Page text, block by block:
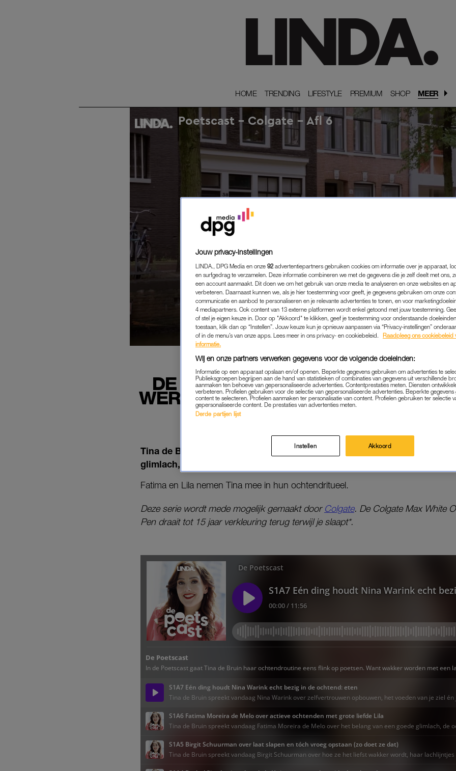
HOME
HOME TRENDING
TRENDING LIFESTYLE
LIFESTYLE PREMIUM
PREMIUM SHOP
SHOP MEER
DE TANDEN VAN FATIMA MOREIRA
WERDEN TOT GRUIS GESLAGEN
'IK VOELDE ZAND IN M'N
BEAUTY| POETSCAST
Tina de Bruin spreekt vandaag Fatima Moreira de Melo over het belang
glimlach, haar lieve hond Lila én haar favoriete ochtendactiviteiten.
Fatima en Lila nemen Tina mee in hun ochtendritueel.
Deze serie wordt mede mogelijk gemaakt door Colgate. De Colgate Max White
Pen draait tot 15 jaar verkleuring terug terwijl je slaapt*.
Jouw privacy-instellingen
LINDA., DPG Media en onze 92 advertentiepartners gebruiken cookies om informatie over je apparaat,
en surfgedrag te verzamelen. Deze informatie combineren we met de gegevens die je zelf deelt met ons,
een account aanmaakt. Dit doen we om het gebruik van onze media te analyseren en onze websites en
verbeteren. Daarnaast kunnen we, als je hier toestemming voor geeft, je gegevens gebruiken om onze
communicatie en aanbod te personaliseren en je relevante advertenties te tonen, en voor
4 mediapartners. Ook content van 13 externe platformen wordt enkel getoond met jouw toestemming.
of stel je eigen keuze in. Door op "Akkoord" te klikken, geef je toestemming voor onderstaande
toestaan, klik dan op “Instellen”. Jouw keuze kun je opnieuw aanpassen via “Privacy-instellingen”
of in de menu’s van onze apps. Lees meer in ons privacy- en cookiebeleid.
Raadpleeg ons cookiebeleid
informatie.
Wij en onze partners verwerken gegevens voor de volgende doeleinden:
Informatie op een apparaat opslaan en/of openen. Beperkte gegevens gebruiken om advertenties te
Publieksgroepen begrijpen aan de hand van statistieken of combinaties van gegevens uit verschillende
aanmaken ten behoeve van gepersonaliseerde advertenties. Contentprestaties meten. Diensten
verbeteren. Profielen gebruiken voor de selectie van gepersonaliseerde advertenties. Beperkte
content te selecteren. Profielen aanmaken ter personalisatie van content. Profielen gebruiken ter selectie
gepersonaliseerde content. De prestaties van advertenties meten.
Derde partijen lijst
Instellen Akkoord